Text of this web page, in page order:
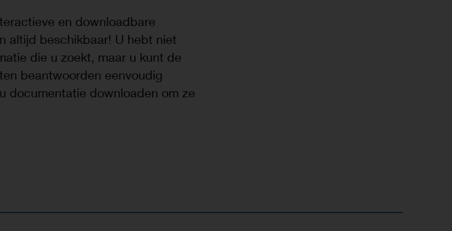
en downloadbare
altijd beschikbaar! U hebt niet
die u zoekt, maar u kunt de
beantwoorden eenvoudig
documentatie downloaden om ze